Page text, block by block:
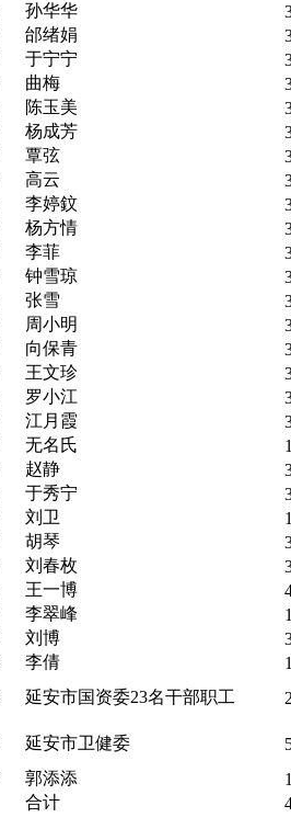
孙华华
邰绪娟
于宁宁
曲梅
陈玉美
杨成芳
覃弦
高云
李婷鈫
杨方情
李菲
钟雪琼
张雪
周小明
向保青
王文珍
罗小江
江月霞
无名氏
赵静
于秀宁
刘卫
胡琴
刘春枚
王一博
李翠峰
刘博
李倩
延安市国资委23名干部职工
延安市卫健委
郭添添
合计